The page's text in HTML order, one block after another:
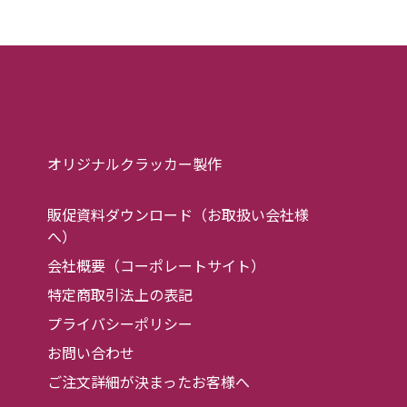
オリジナルクラッカー製作
販促資料ダウンロード（お取扱い会社様
へ）
会社概要（コーポレートサイト）
特定商取引法上の表記
プライバシーポリシー
お問い合わせ
ご注文詳細が決まったお客様へ